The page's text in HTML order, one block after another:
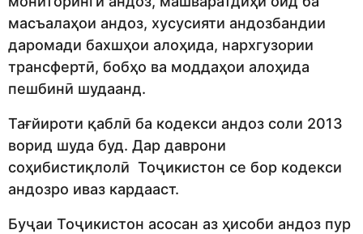
масъалаҳои андоз, хусусияти андозбандии
даромади бахшҳои алоҳида, нархгузории
трансфертӣ, бобҳо ва моддаҳои алоҳида
пешбинӣ шудаанд.
Тағйироти қаблӣ ба кодекси андоз соли 2013
ворид шуда буд. Дар даврони
соҳибистиқлолӣ Тоҷикистон се бор кодекси
андозро иваз кардааст.
Буҷаи Тоҷикистон асосан аз ҳисоби андоз пур